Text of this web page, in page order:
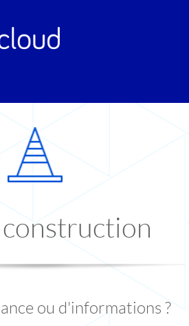
construction
ou d'informations ?